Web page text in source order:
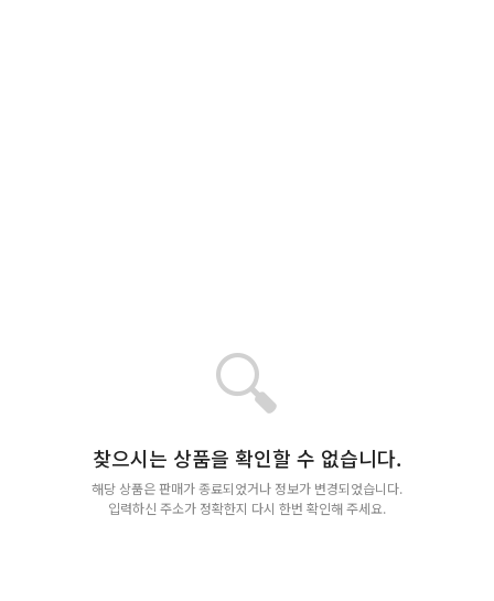
🔍
찾으시는 상품을 확인할 수 없습니다.
해당 상품은 판매가 종료되었거나 정보가 변경되었습니다.
입력하신 주소가 정확한지 다시 한번 확인해 주세요.